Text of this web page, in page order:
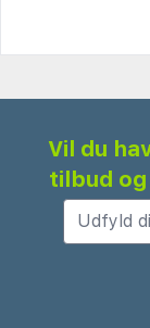
Vil du
tilbud og